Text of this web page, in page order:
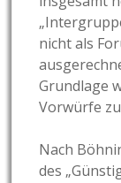
nicht als
Grundlage
Vorwürfe
Nach
des